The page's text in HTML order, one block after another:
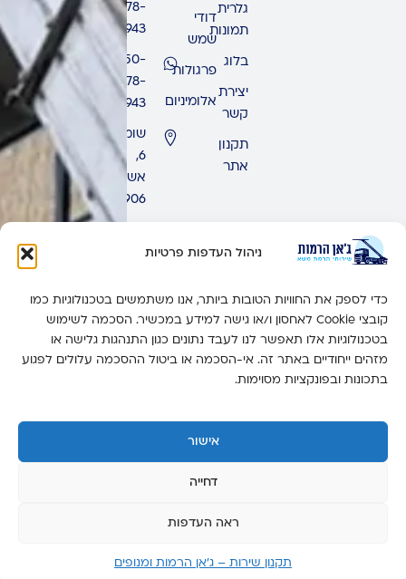
ניהול העדפות פרטיות
כדי לספק את החוויות הטובות ביותר, אנו משתמשים בטכנולוגיות כמו
קובצי Cookie לאחסון ו/או גישה למידע במכשיר. הסכמה לשימוש
בטכנולוגיות אלו תאפשר לנו לעבד נתונים כגון התנהגות גלישה או
מזהים ייחודיים באתר זה. אי-הסכמה או ביטול ההסכמה עלולים לפגוע
בתכונות ובפונקציות מסוימות.
אישור
דחייה
ראה העדפות
תקנון שירות – ג’אן הרמות ומנופים
גלרית
תמונות
בלוג
יצירת
קשר
תקנון
אתר
דודי
שמש
פרגולות
אלומיניום
678-
9943
050-
678-
9943
שומרון
6,
אשדוד,
7771906
ראשון
חמישי:
זמין 24
שעות
יום